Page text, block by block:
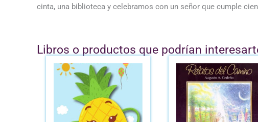
cinta, una biblioteca y celebramos con un señor que cumple
Libros o productos que podrían